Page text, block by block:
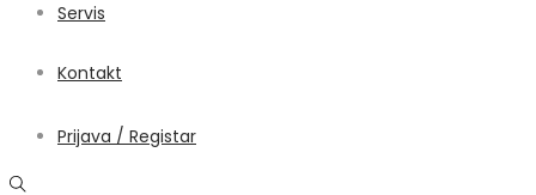
Servis
Kontakt
Prijava / Registar